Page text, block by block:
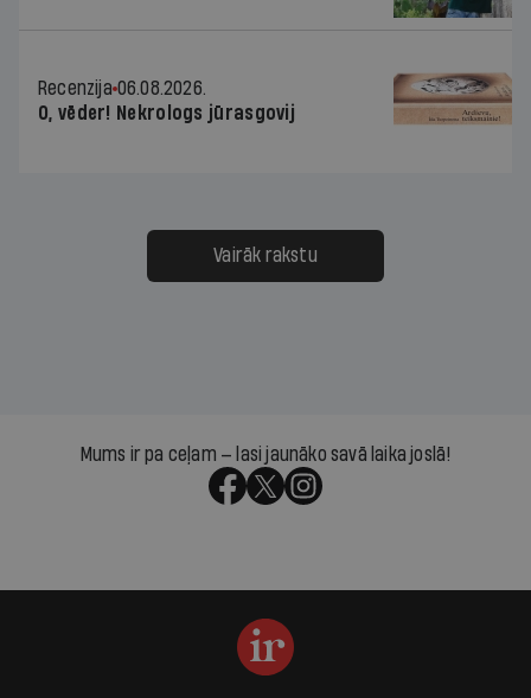
Recenzija 06.08.2026.
O, vēder! Nekrologs jūrasgovij
Vairāk rakstu
Mums ir pa ceļam — lasi jaunāko savā laika joslā!